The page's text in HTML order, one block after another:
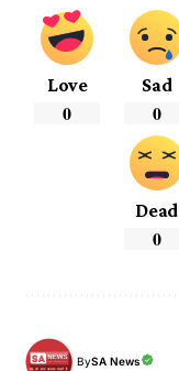
Love
0
Sad
0
Dead
0
BySA News